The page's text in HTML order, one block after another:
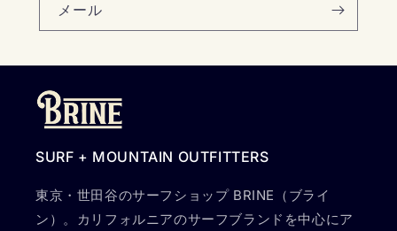
メール
SURF + MOUNTAIN OUTFITTERS
東京・世田谷のサーフショップ BRINE（ブライ
ン）。カリフォルニアのサーフブランドを中心にア